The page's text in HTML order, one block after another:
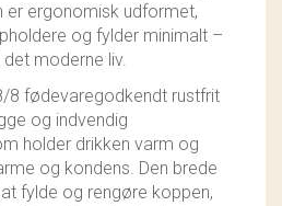
ergonomisk udformet,
og fylder minimalt –
moderne liv.
8 fødevaregodkendt rustfrit
og indvendig
holder drikken varm og
og kondens. Den brede
fylde og rengøre koppen,